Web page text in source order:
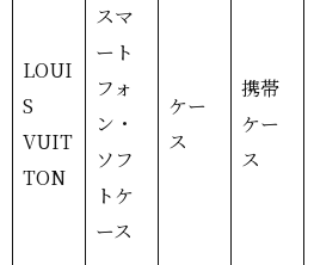
LOUI
S
VUIT
TON
スマ
ート
フォ
ン・
ソフ
トケ
ース
ケー
ス
携帯
ケー
ス